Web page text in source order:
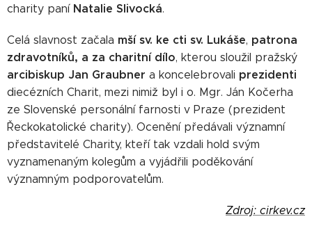
charity paní Natalie Slivocká.
Celá slavnost začala mší sv. ke cti sv. Lukáše, patrona
zdravotníků, a za charitní dílo, kterou sloužil pražský
arcibiskup Jan Graubner a koncelebrovali prezidenti
diecézních Charit, mezi nimiž byl i o. Mgr. Ján Kočerha
ze Slovenské personální farnosti v Praze (prezident
Řeckokatolické charity). Ocenění předávali významní
představitelé Charity, kteří tak vzdali hold svým
vyznamenaným kolegům a vyjádřili poděkování
významným podporovatelům.
Zdroj: cirkev.cz